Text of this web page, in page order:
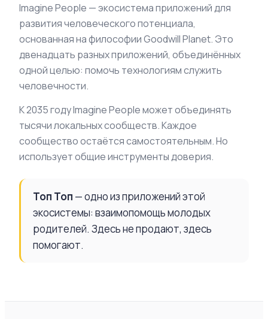
Imagine People — экосистема приложений для
развития человеческого потенциала,
основанная на философии Goodwill Planet. Это
двенадцать разных приложений, объединённых
одной целью: помочь технологиям служить
человечности.
К 2035 году Imagine People может объединять
тысячи локальных сообществ. Каждое
сообщество остаётся самостоятельным. Но
использует общие инструменты доверия.
Топ Топ — одно из приложений этой
экосистемы: взаимопомощь молодых
родителей. Здесь не продают, здесь
помогают.